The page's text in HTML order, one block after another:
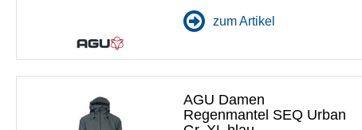
zum Artikel
AGU Damen
Regenmantel SEQ Urban